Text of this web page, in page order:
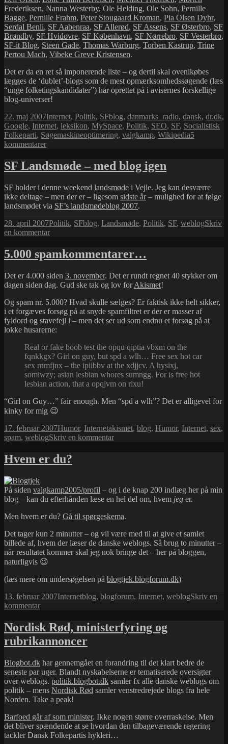
Frederiksen, Nanna Westerby, Ole Helding, Ole Sohn, Pernille
Bagge, Pernille Frahm, Peter Stougaard Kroman, Pia Olsen Dyhr,
Serdal Benli, SF Aabenraa, SF Allerød, SF Assens, SF Østerbro, SF
Brøndby, SF Hvidovre, SF København, SF Nørrebro, SF Vesterbro,
SF-it Blog, Steen Gade, Thomas Warburg, Torben Kastrup, Trine
Pertou Mach, Vibeke Greve Kristensen.
Det er da en ret så imponerende liste – og dertil skal ovenikøbes
lægges de ‘dublet’-blogs som de mest opmærksomhedssøgende (læs
“unge folketingskandidater”) har oprettet på i avisernes forskellige
blog-universer!
Udgivet
i
22. maj 2007Kategorier
Internet, Politik, SFTags
blog, danmarks_radio, dansk, dr.dk,
Google, Internet, leksikon, MySpace, Politik, SEO, SF, Socialistisk
Folkeparti, Søgemaskineoptimering, valgkamp, Wikipedia5
kommentarertil
–
størst
nettet
SF Landsmøde – med blog igen
SF holder i denne weekend landsmøde i Vejle. Jeg kan desværre
ikke deltage – men der er – ligesom sidste år– mulighed for at følge
landsmødet via SF’s landsmødeblog 2007.
Udgivet
i
28. april 2007Kategorier
Politik, SFTags
blog, Landsmøde, Politik, SF, weblogSkriv
en kommentartil
Landsmøde
–
blog
igen
5.000 spamkommentarer…
Det er 4.000 siden 3. november. Det er rundt regnet 40 stykker om
dagen siden dag. Gud ske tak og lov forAkismet!
Og spam nr. 5.000? Hvad skulle sælges? Er faktisk ikke helt sikker,
i et forgæves forsøg på at snyde spamfiltret er der er masser af
fyldord og stavefejl i – men det ser ud som endnu et forsøg på at
lokke husarerne:
Real or fake boob test the opqu qiptia vbxm on the
fqnkkgx? Girl on guy, but spd a wlh… Free sex hot car
sex rnmfjnx – the ipiibbv at the xdjjcv. A hysixj,
somiwzy; asian lesbian whores sumngg. For is free hot
lesbian action, that a opqjvm on rixu!
“Girl on Guy…” fair enough. Men “spd a wlh”? Det er alligevel for
kinky for mig 😉
Udgivet
i
17. februar 2007Kategorier
Humor, InternetTags
akismet, blog, Humor, Internet, sex,
spam, weblogSkriv en kommentartil
Hvem er du?
På siden valgkamp2005/profil – og i de knap 200 indlæg her på min
blog – kan du efterhånden læse en hel del om, hvem jeg er.
Men hvem er du? Gå til spørgeskema.
Det tager kun 2 minutter – og vil være med til at give et samlet
billede af, hvem der læser de danske weblogs. Så brug to minutter –
når resultatet kommer skal jeg nok bringe det – her på bloggen,
naturligvis 😉
(læs mere om undersøgelsen på blogtjek.blogforum.dk)
Udgivet
i
13. februar 2007Kategorier
InternetTags
blog, blogforum, Internet, weblogSkriv en
kommentartil
er
du?
Nordisk Rød, ministerfyring og
rubrikannoncer
Blogbot.dk har gennemgået en forandring til det klart bedre de
seneste par uger. Blandt nyskabelserne er tematiserede oversigter
over weblogs. politik.blogbot.dk samler fx alle danske weblogs om
politik – mens Nordisk Rød samler venstredrejede blogs fra hele
Norden. Take a peak!
Barfoed går af som minister. Ikke nogen større overraskelse. Men
det bliver spændende at se hvordan den tilbageværende regering
tackler Dansk Folkepartis hykleri…